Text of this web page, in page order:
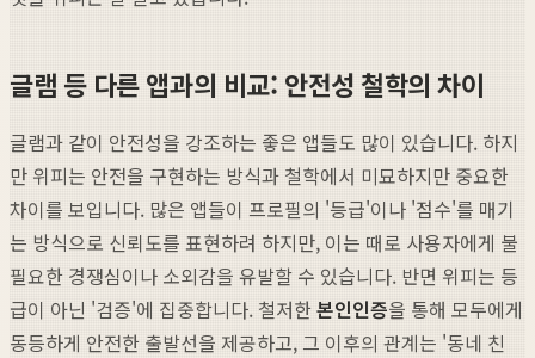
글램 등 다른 앱과의 비교: 안전성 철학의 차이
글램과 같이 안전성을 강조하는 좋은 앱들도 많이 있습니다. 하지
만 위피는 안전을 구현하는 방식과 철학에서 미묘하지만 중요한
차이를 보입니다. 많은 앱들이 프로필의 '등급'이나 '점수'를 매기
는 방식으로 신뢰도를 표현하려 하지만, 이는 때로 사용자에게 불
필요한 경쟁심이나 소외감을 유발할 수 있습니다. 반면 위피는 등
급이 아닌 '검증'에 집중합니다. 철저한본인인증을 통해 모두에게
동등하게 안전한 출발선을 제공하고, 그 이후의 관계는 '동네 친